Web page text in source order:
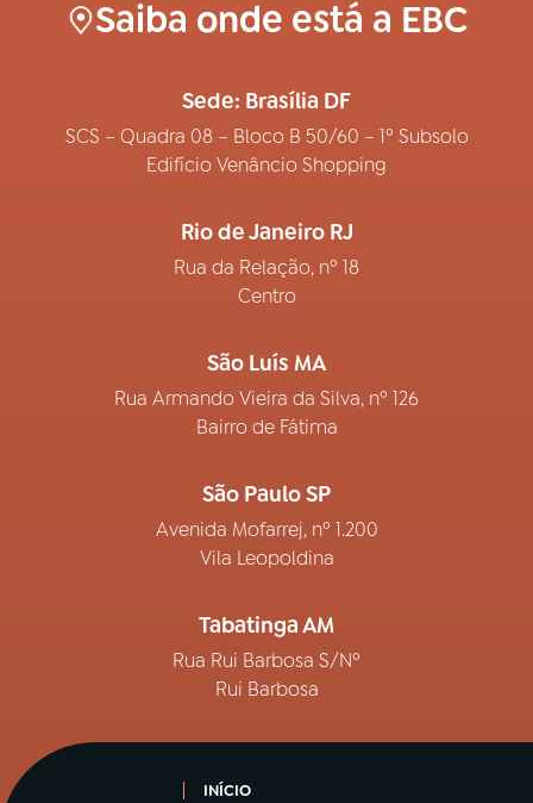
Saiba onde está a EBC
Sede: Brasília DF
SCS – Quadra 08 – Bloco B 50/60 – 1º Subsolo
Edifício Venâncio Shopping
Rio de Janeiro RJ
Rua da Relação, nº 18
Centro
São Luís MA
Rua Armando Vieira da Silva, nº 126
Bairro de Fátima
São Paulo SP
Avenida Mofarrej, nº 1.200
Vila Leopoldina
Tabatinga AM
Rua Rui Barbosa S/Nº
Rui Barbosa
INÍCIO